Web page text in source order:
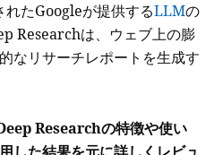
れたGoogleが提供するLLMの
Researchは、ウェブ上の膨
なリサーチレポートを生成す
Researchの特徴や使い